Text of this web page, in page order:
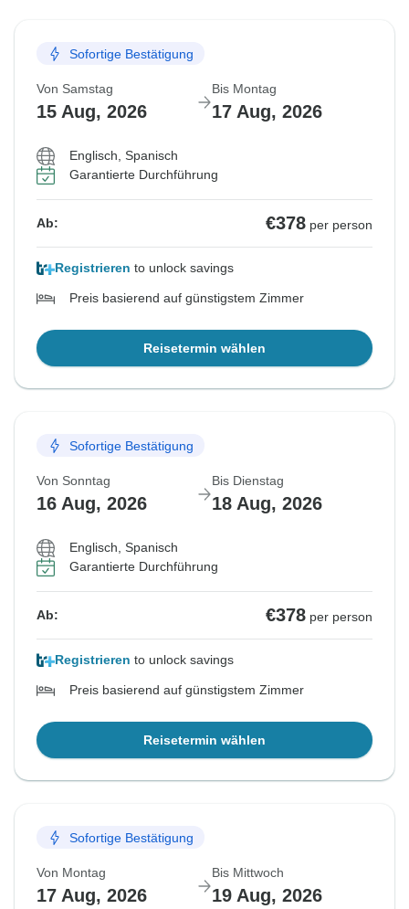
Sofortige Bestätigung
Von Samstag
15 Aug, 2026
Bis Montag
17 Aug, 2026
Englisch, Spanisch
Garantierte Durchführung
Ab: €378 per person
Registrieren to unlock savings
Preis basierend auf günstigstem Zimmer
Reisetermin wählen
Sofortige Bestätigung
Von Sonntag
16 Aug, 2026
Bis Dienstag
18 Aug, 2026
Englisch, Spanisch
Garantierte Durchführung
Ab: €378 per person
Registrieren to unlock savings
Preis basierend auf günstigstem Zimmer
Reisetermin wählen
Sofortige Bestätigung
Von Montag
17 Aug, 2026
Bis Mittwoch
19 Aug, 2026